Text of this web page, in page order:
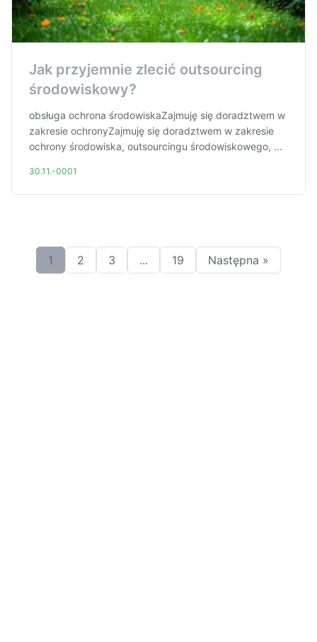
Jak przyjemnie zlecić outsourcing
środowiskowy?
obsługa ochrona środowiskaZajmuję się doradztwem w
zakresie ochronyZajmuję się doradztwem w zakresie
ochrony środowiska, outsourcingu środowiskowego, ...
30.11.-0001
1 2 3 ... 19 Następna »